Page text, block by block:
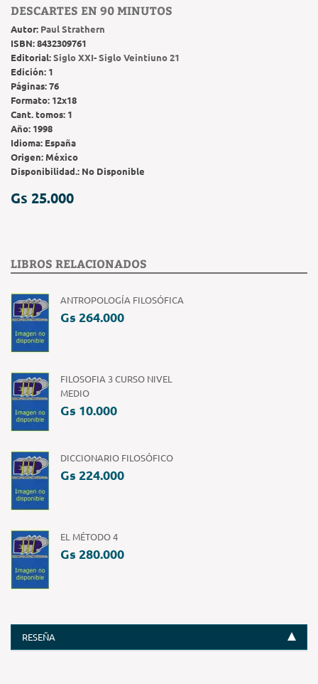
DESCARTES EN 90 MINUTOS
Autor: Paul Strathern
ISBN:8432309761
Editorial:Siglo XXI- Siglo Veintiuno 21
Edición: 1
Páginas:76
Formato: 12x18
Cant. tomos: 1
Año: 1998
Idioma: España
Origen:México
Disponibilidad.: No Disponible
Gs 25.000
LIBROS RELACIONADOS
ANTROPOLOGÍA FILOSÓFICA
Gs 264.000
FILOSOFIA 3 CURSO NIVEL
MEDIO
Gs 10.000
DICCIONARIO FILOSÓFICO
Gs 224.000
EL MÉTODO 4
Gs 280.000
RESEÑA